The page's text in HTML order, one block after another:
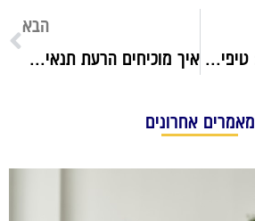
פיליפינים באוגוסט: טיפים לטיול קסום בעונת הגשמים
הבא
איך מוכיחים הרעת תנאים? מתי זה קורה? ואיך תובעים פיצויים?
מאמרים אחרונים